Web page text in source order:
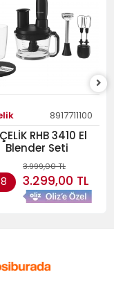
8917711100
RHB 3410 El
Blender Seti
3.999,00 TL
3.299,00 TL